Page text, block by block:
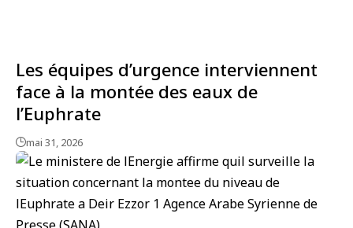
Les équipes d’urgence interviennent
face à la montée des eaux de
l’Euphrate
mai 31, 2026